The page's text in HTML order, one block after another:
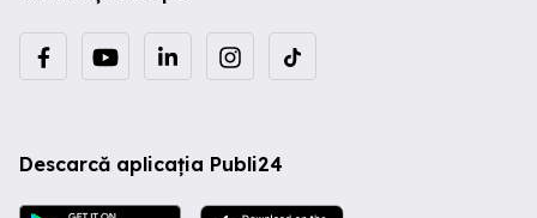
Descarcă aplicația Publi24